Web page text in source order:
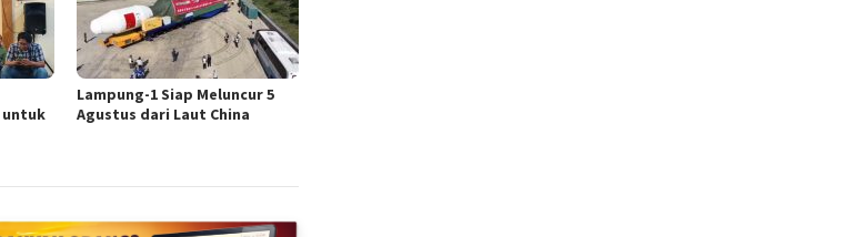
untuk
Lampung-1 Siap Meluncur 5
Agustus dari Laut China